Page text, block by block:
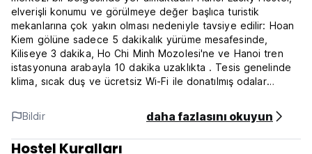
elverişli konumu ve görülmeye değer başlıca turistik
mekanlarına çok yakın olması nedeniyle tavsiye edilir: Hoan
Kiem gölüne sadece 5 dakikalık yürüme mesafesinde,
Kiliseye 3 dakika, Ho Chi Minh Mozolesi'ne ve Hanoi tren
istasyonuna arabayla 10 dakika uzaklıkta . Tesis genelinde
klima, sıcak duş ve ücretsiz Wi-Fi ile donatılmış odalar
Vietnam'daki Ngo Huyen Caddesi No. 11 adresinden ulaşın.
şartlar ve koşullar
Bildir daha fazlasını okuyun
Hostel Kuralları